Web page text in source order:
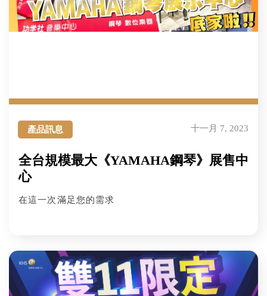
產品訊息 十一月 7, 2023
全台規模最大《YAMAHA鋼琴》展售中
心
在這一次滿足您的需求